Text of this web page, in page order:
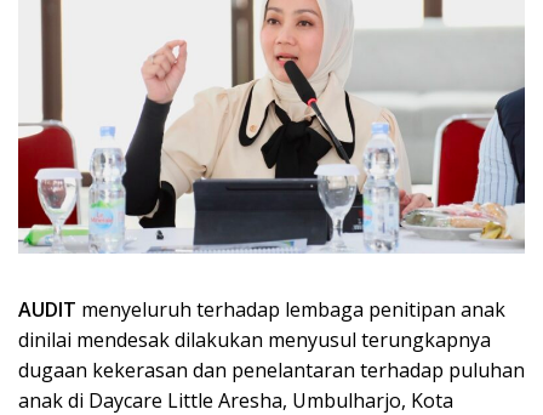
AUDIT menyeluruh terhadap lembaga penitipan anak
dinilai mendesak dilakukan menyusul terungkapnya
dugaan kekerasan dan penelantaran terhadap puluhan
anak di Daycare Little Aresha, Umbulharjo, Kota